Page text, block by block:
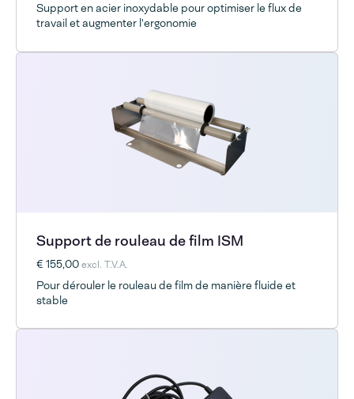
Support en acier inoxydable pour optimiser le flux de
travail et augmenter l'ergonomie
Support de rouleau de film ISM
€ 155,00excl. T.V.A.
Pour dérouler le rouleau de film de manière fluide et
stable